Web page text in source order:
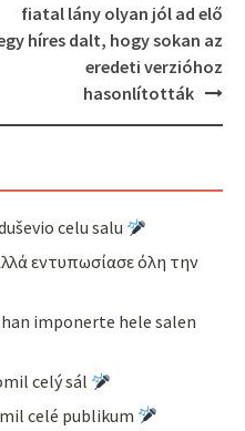
fiatal lány olyan jól ad elő
híres dalt, hogy sokan az
eredeti verzióhoz
hasonlították
celu salu
εντυπωσίασε όλη την
imponerte hele salen
celý sál
celé publikum